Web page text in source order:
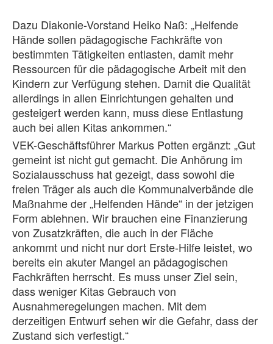
Dazu Diakonie-Vorstand Heiko Naß: „Helfende
Hände sollen pädagogische Fachkräfte von
bestimmten Tätigkeiten entlasten, damit mehr
Ressourcen für die pädagogische Arbeit mit den
Kindern zur Verfügung stehen. Damit die Qualität
allerdings in allen Einrichtungen gehalten und
gesteigert werden kann, muss diese Entlastung
auch bei allen Kitas ankommen.“
VEK-Geschäftsführer Markus Potten ergänzt: „Gut
gemeint ist nicht gut gemacht. Die Anhörung im
Sozialausschuss hat gezeigt, dass sowohl die
freien Träger als auch die Kommunalverbände die
Maßnahme der „Helfenden Hände“ in der jetzigen
Form ablehnen. Wir brauchen eine Finanzierung
von Zusatzkräften, die auch in der Fläche
ankommt und nicht nur dort Erste-Hilfe leistet, wo
bereits ein akuter Mangel an pädagogischen
Fachkräften herrscht. Es muss unser Ziel sein,
dass weniger Kitas Gebrauch von
Ausnahmeregelungen machen. Mit dem
derzeitigen Entwurf sehen wir die Gefahr, dass der
Zustand sich verfestigt.“